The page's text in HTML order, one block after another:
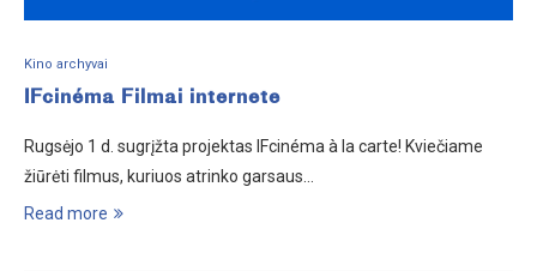
Kino archyvai
IFcinéma Filmai internete
Rugsėjo 1 d. sugrįžta projektas IFcinéma à la carte! Kviečiame
žiūrėti filmus, kuriuos atrinko garsaus…
Read more